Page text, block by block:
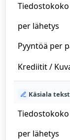
Tiedostokoko
per lähetys
Pyyntöä per
Krediitit /
Käsiala
Tiedostokoko
per lähetys